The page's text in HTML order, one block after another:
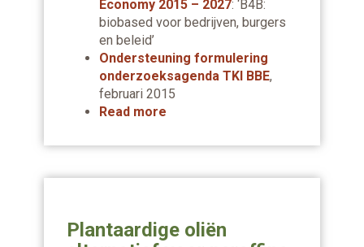
Economy 2015 – 2027: ‘B4B:
biobased voor bedrijven, burgers
en beleid’
Ondersteuning formulering
onderzoeksagenda TKI BBE,
februari 2015
Read more
Plantaardige oliën